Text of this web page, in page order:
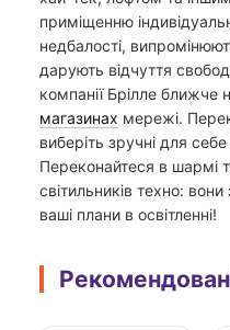
приміщенню
недбалості,
дарують відчуття
компанії Брілле ближче
магазинах мережі.
виберіть зручні для
Переконайтеся в шармі
світильників техно: вони
ваші плани в освітленні!